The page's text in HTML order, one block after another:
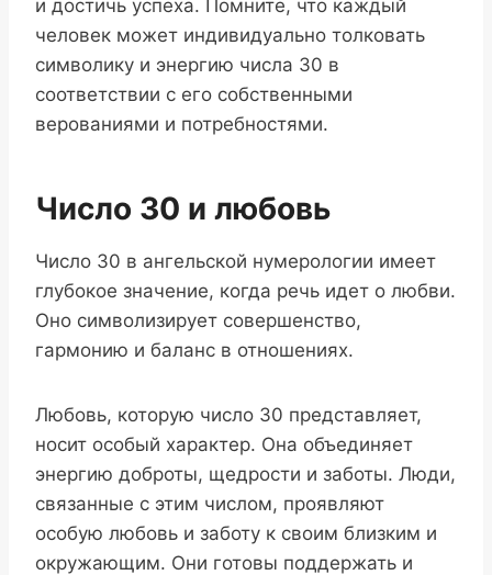
и достичь успеха. Помните, что каждый
человек может индивидуально толковать
символику и энергию числа 30 в
соответствии с его собственными
верованиями и потребностями.
Число 30 и любовь
Число 30 в ангельской нумерологии имеет
глубокое значение, когда речь идет о любви.
Оно символизирует совершенство,
гармонию и баланс в отношениях.
Любовь, которую число 30 представляет,
носит особый характер. Она объединяет
энергию доброты, щедрости и заботы. Люди,
связанные с этим числом, проявляют
особую любовь и заботу к своим близким и
окружающим. Они готовы поддержать и